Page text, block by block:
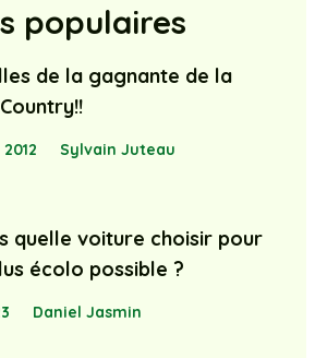
populaires
de la gagnante de la
Sylvain Juteau
quelle voiture choisir pour
écolo possible ?
Daniel Jasmin